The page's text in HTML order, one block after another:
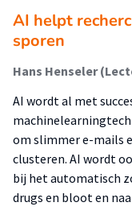
AI helpt
sporen
Hans Henseler
AI wordt al met
om slimmer e-mails
clusteren. AI wordt
bij het automatisch
drugs en bloot en